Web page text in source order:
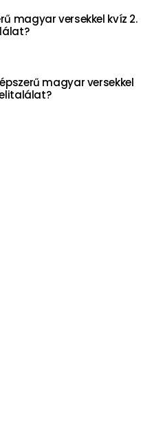
magyar versekkel kvíz 2.
magyar versekkel